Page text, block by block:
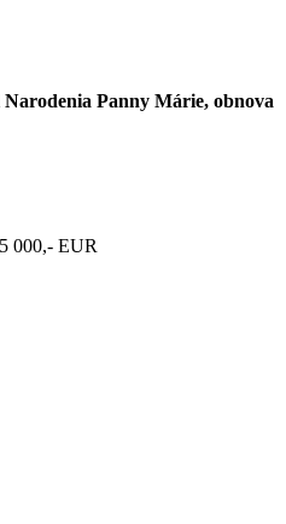
Panny Márie, obnova
000,- EUR